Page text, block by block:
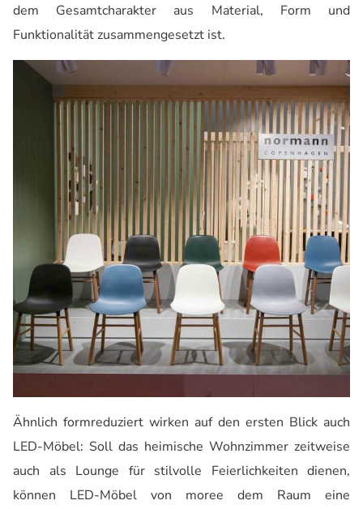
dem Gesamtcharakter aus Material, Form und
Funktionalität zusammengesetzt ist.
Ähnlich formreduziert wirken auf den ersten Blick auch
LED-Möbel: Soll das heimische Wohnzimmer zeitweise
auch als Lounge für stilvolle Feierlichkeiten dienen,
können LED-Möbel von moree dem Raum eine